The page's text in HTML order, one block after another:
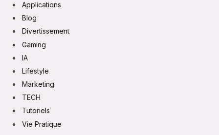
Applications
Blog
Divertissement
Gaming
IA
Lifestyle
Marketing
TECH
Tutoriels
Vie Pratique